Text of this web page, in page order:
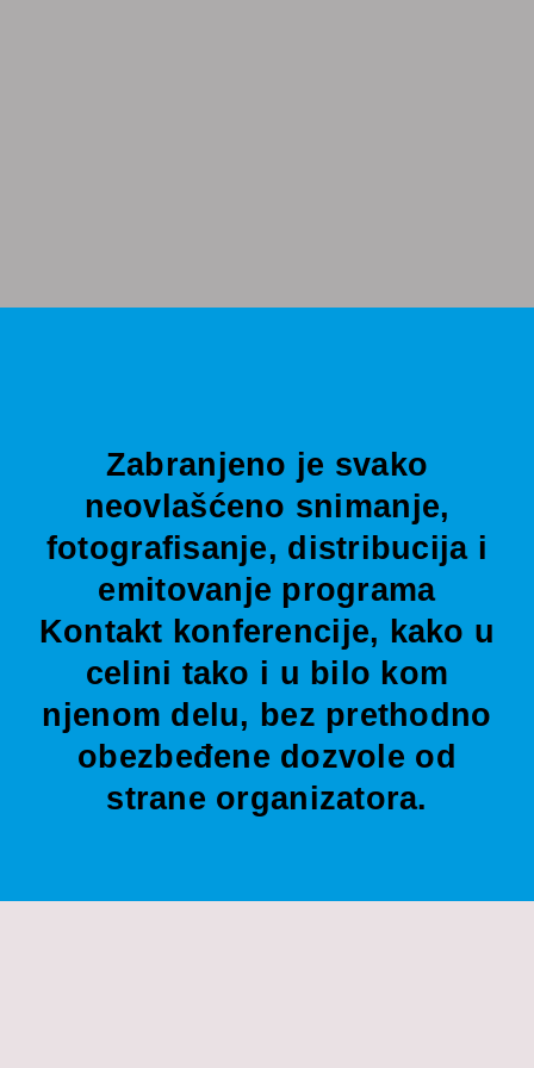
Zabranjeno je svako
neovlašćeno snimanje,
fotografisanje, distribucija i
emitovanje programa
Kontakt konferencije, kako u
celini tako i u bilo kom
njenom delu, bez prethodno
obezbeđene dozvole od
strane organizatora.